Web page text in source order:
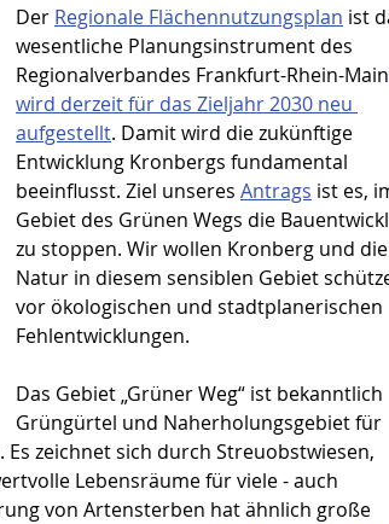
Der Regionale Flächennutzungsplan ist
wesentliche Planungsinstrument des
Regionalverbandes Frankfurt-Rhein-
wird derzeit für das Zieljahr 2030 neu
aufgestellt. Damit wird die zukünftige
Entwicklung Kronbergs fundamental
beeinflusst. Ziel unseres Antrags ist es,
Gebiet des Grünen Wegs die
zu stoppen. Wir wollen Kronberg und die
Natur in diesem sensiblen Gebiet
vor ökologischen und stadtplanerischen
Fehlentwicklungen.
Das Gebiet „Grüner Weg“ ist bekanntlich
Grüngürtel und Naherholungsgebiet für
zeichnet sich durch Streuobstwiesen,
Lebensräume für viele - auch
von Artensterben hat ähnlich große